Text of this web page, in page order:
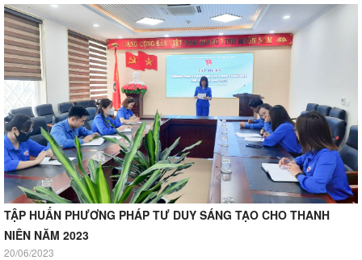
TẬP HUẤN PHƯƠNG PHÁP TƯ DUY SÁNG TẠO CHO THANH
NIÊN NĂM 2023
20/06/2023